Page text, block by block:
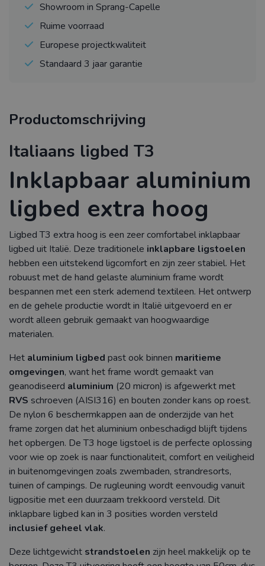
Showroom in Sprang-Capelle
Ruime voorraad
Europese projectkwaliteit
Standaard 3 jaar garantie
Productomschrijving
Italiaans ligbed T3
Inklapbaar aluminium
ligbed extra hoog
Ligbed T3 extra hoog is een zeer comfortabel inklapbaar
ligbed uit Italië. Deze traditionele inklapbare ligstoelen
hebben een uitstekend ligcomfort en zijn zeer stabiel. Het
robuust met de hand gelaste aluminium frame wordt
bespannen met een sterk ademend textileen. Het ontwerp
en de gehele productie wordt in Italië uitgevoerd en er
wordt alleen gebruik gemaakt van hoogwaardige
materialen.
Het aluminium ligbed past ook binnen maritieme
omgevingen, want het frame wordt gemaakt van
geanodiseerd aluminium (20 micron) is afgewerkt met
RVS schroeven (AISI316) en bouten zonder kans op roest.
De nylon 6 beschermkappen aan de onderzijde van het
frame zorgen dat het aluminium onbeschadigd blijft tijdens
het opbergen. De T3 hoge ligstoel is de perfecte oplossing
voor wie op zoek is naar functionaliteit, comfort en veiligheid
in buitenomgevingen zoals zwembaden, strandresorts,
tuinen of campings. De rugleuning wordt eenvoudig vanuit
ligpositie met een duurzaam trekkoord versteld. Dit
inklapbare ligbed kan in 3 posities worden versteld
inclusief geheel vlak.
Deze lichtgewicht strandstoelen zijn heel makkelijk op te